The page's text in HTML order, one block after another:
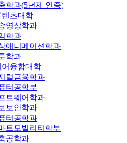
학과(5년제 인증)
텐츠대학
영상학과
학과
애니메이션학과
학과
어융합대학
털금융학과
터공학부
트웨어학과
보안학과
터공학과
트모빌리티학부
공학과